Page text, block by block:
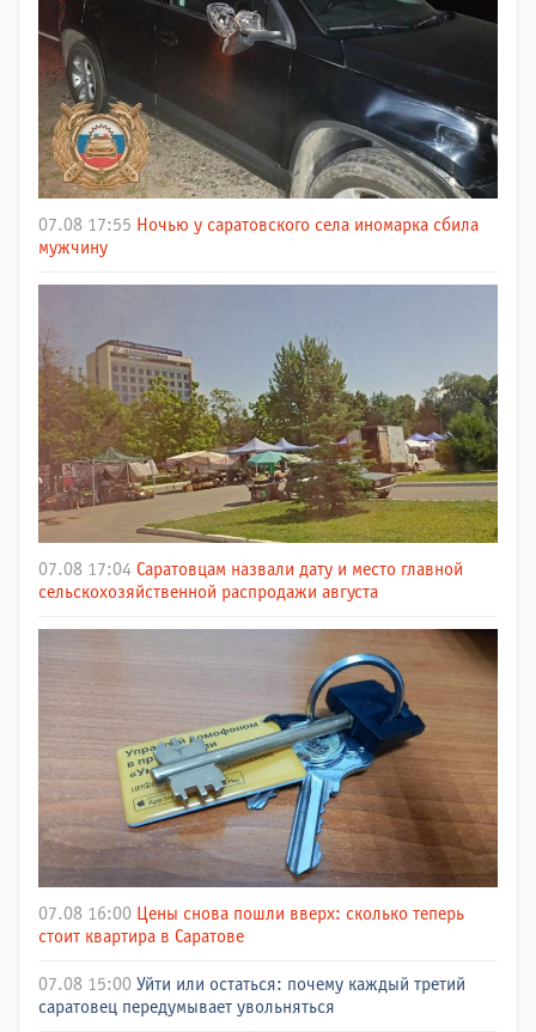
07.08 17:55 Ночью у саратовского села иномарка сбила
мужчину
07.08 17:04 Саратовцам назвали дату и место главной
сельскохозяйственной распродажи августа
07.08 16:00 Цены снова пошли вверх: сколько теперь
стоит квартира в Саратове
07.08 15:00 Уйти или остаться: почему каждый третий
саратовец передумывает увольняться